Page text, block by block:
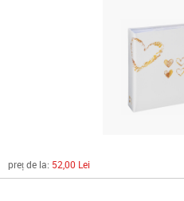
preț de la: 52,00 Lei